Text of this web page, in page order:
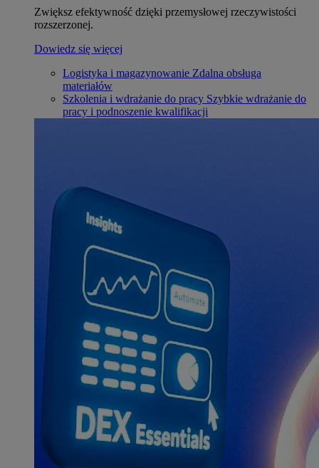
Zwiększ efektywność dzięki przemysłowej rzeczywistości
rozszerzonej.
Dowiedz się więcej
Logistyka i magazynowanie Zdalna obsługa
materiałów
Szkolenia i wdrażanie do pracy Szybkie wdrażanie do
pracy i podnoszenie kwalifikacji